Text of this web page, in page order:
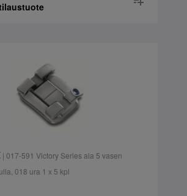
| 017-591 Victory Series ala 5 vasen
018 ura 1 x 5 kpl